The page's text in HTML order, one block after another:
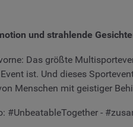
und strahlende
Das größte
ist. Und dieses
Menschen mit geistiger
#UnbeatableTogether -